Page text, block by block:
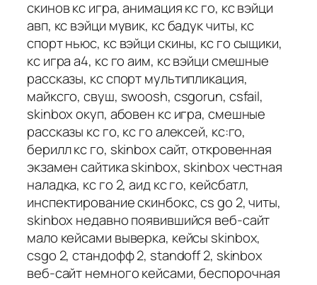
скинов кс игра, анимация кс го, кс вэйци
авп, кс вэйци мувик, кс бадук читы, кс
спорт ньюс, кс вэйци скины, кс го сыщики,
кс игра а4, кс го аим, кс вэйци смешные
рассказы, кс спорт мультипликация,
майксго, свуш, swoosh, csgorun, csfail,
skinbox окуп, абовен кс игра, смешные
рассказы кс го, кс го алексей, кс:го,
берилл кс го, skinbox сайт, откровенная
экзамен сайтика skinbox, skinbox честная
наладка, кс го 2, аид кс го, кейсбатл,
инспектирование скинбокс, cs go 2, читы,
skinbox недавно появившийся веб-сайт
мало кейсами выверка, кейсы skinbox,
csgo 2, стандофф 2, standoff 2, skinbox
веб-сайт немного кейсами, беспорочная